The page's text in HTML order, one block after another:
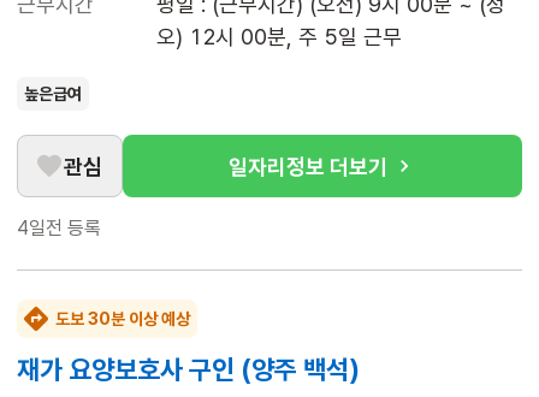
오) 12시 00분, 주 5일 근무
높은급여
관심 일자리정보 더보기
4일전 등록
도보 30분 이상 예상
재가 요양보호사 구인 (양주 백석)